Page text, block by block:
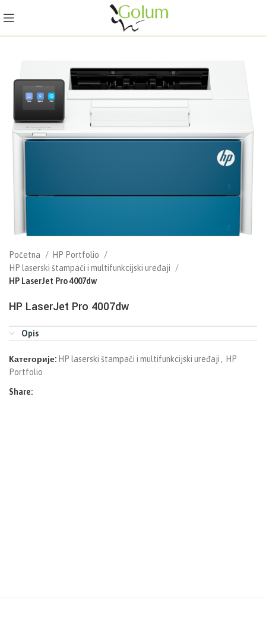
Početna
HP Portfolio
HP laserski štampači i multifunkcijski uređaji
HP LaserJet Pro 4007dw
HP LaserJet Pro 4007dw
Opis
Категорије: HP laserski štampači i multifunkcijski uređaji , HP
Portfolio
Share: